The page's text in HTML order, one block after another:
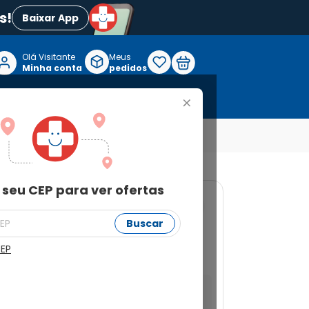
Baixar App
+
CEP para ver ofertas
Buscar
Olá Visitante
Minha conta
Meus
pedidos
30 Comprimidos
ver ofertas